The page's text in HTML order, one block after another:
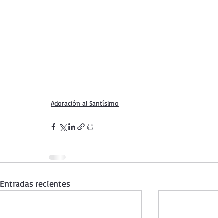
Adoración al Santísimo
Entradas recientes